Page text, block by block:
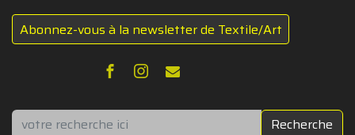
Abonnez-vous à la newsletter de Textile/Art
Rechercher Recherche